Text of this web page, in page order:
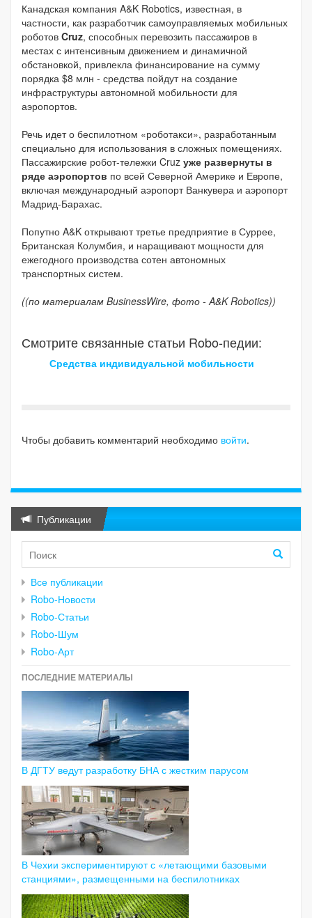
Канадская компания A&K Robotics, известная, в
частности, как разработчик самоуправляемых мобильных
роботов Cruz, способных перевозить пассажиров в
местах с интенсивным движением и динамичной
обстановкой, привлекла финансирование на сумму
порядка $8 млн - средства пойдут на создание
инфраструктуры автономной мобильности для
аэропортов.
Речь идет о беспилотном «роботакси», разработанным
специально для использования в сложных помещениях.
Пассажирские робот-тележки Cruz уже развернуты в
ряде аэропортов по всей Северной Америке и Европе,
включая международный аэропорт Ванкувера и аэропорт
Мадрид-Барахас.
Попутно A&K открывают третье предприятие в Суррее,
Британская Колумбия, и наращивают мощности для
ежегодного производства сотен автономных
транспортных систем.
((по материалам BusinessWire, фото - A&K Robotics))
Смотрите связанные статьи Robo-педии:
Средства индивидуальной мобильности
Чтобы добавить комментарий необходимо войти.
Публикации
Все публикации
Robo-Новости
Robo-Статьи
Robo-Шум
Robo-Арт
ПОСЛЕДНИЕ МАТЕРИАЛЫ
В ДГТУ ведут разработку БНА с жестким парусом
В Чехии экспериментируют с «летающими базовыми
станциями», размещенными на беспилотниках